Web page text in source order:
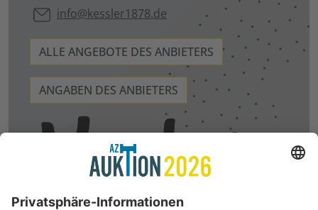
info@kessler1878.de
ALLE ANGEBOTE DES ANBIETERS
ANGABEN DES ANBIETERS